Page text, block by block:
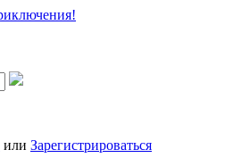
или Зарегистрироваться